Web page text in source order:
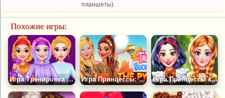
планшеты).
Похожие игры:
Игра Тренировка Принцесс Игра Принцессы: Путешествии к Пирамидам Игра Принцессы как Древние Воины